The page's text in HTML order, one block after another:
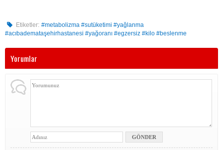
Etiketler: #metabolizma #sutüketimi #yağlanma
#acıbademataşehirhastanesi #yağoranı #egzersiz #kilo #beslenme
Yorumlar